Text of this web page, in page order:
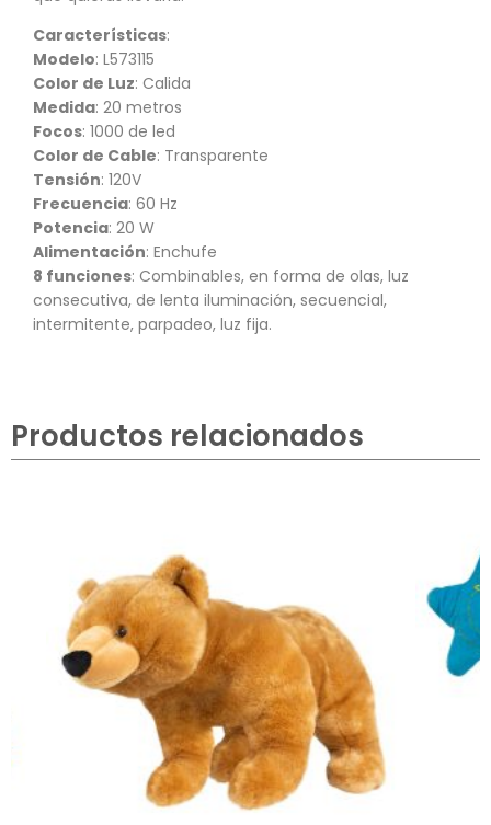
Características:
Modelo: L573115
Color de Luz: Calida
Medida: 20 metros
Focos: 1000 de led
Color de Cable: Transparente
Tensión: 120V
Frecuencia: 60 Hz
Potencia: 20 W
Alimentación: Enchufe
8 funciones: Combinables, en forma de olas, luz
consecutiva, de lenta iluminación, secuencial,
intermitente, parpadeo, luz fija.
Productos relacionados